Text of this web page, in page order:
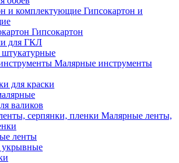
Гипсокартон и
Гипсокартон
для ГКЛ
Малярные инструменты
для краски
валиков
Малярные ленты,
ленты